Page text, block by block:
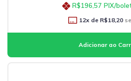
R$196,57 PIX/
12x de R$18,20